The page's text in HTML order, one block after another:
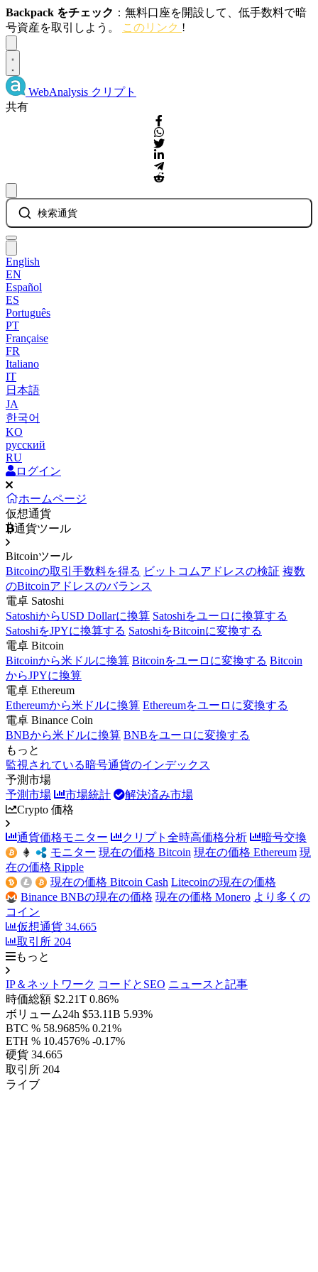
Backpack をチェック ：無料口座を開設して、低手数料で暗
号資産を取引しよう。
このリンク !
WebAnalysis クリプト
共有
検索通貨
English
EN
Español
ES
Português
PT
Française
FR
Italiano
IT
日本語
JA
한국어
KO
русский
RU
ログイン
ホームページ
仮想通貨
通貨ツール
Bitcoinツール
Bitcoinの取引手数料を得る ビットコムアドレスの検証 複数
のBitcoinアドレスのバランス
電卓 Satoshi
SatoshiからUSD Dollarに換算 Satoshiをユーロに換算する
SatoshiをJPYに換算する SatoshiをBitcoinに変換する
電卓 Bitcoin
Bitcoinから米ドルに換算 Bitcoinをユーロに変換する Bitcoin
からJPYに換算
電卓 Ethereum
Ethereumから米ドルに換算 Ethereumをユーロに変換する
電卓 Binance Coin
BNBから米ドルに換算 BNBをユーロに変換する
もっと
監視されている暗号通貨のインデックス
予測市場
予測市場
市場統計
解決済み市場
Crypto 価格
通貨価格モニター クリプト全時高価格分析
暗号交換
モニター 現在の価格 Bitcoin 現在の価格 Ethereum 現
在の価格 Ripple
現在の価格 Bitcoin Cash Litecoinの現在の価格
Binance BNBの現在の価格 現在の価格 Monero より多くの
コイン
仮想通貨 34.665
取引所 204
もっと
IP＆ネットワーク コードとSEO ニュースと記事
時価総額 $2.21T 0.86%
ボリューム24h $53.11B 5.93%
BTC % 58.9685% 0.21%
ETH % 10.4576% -0.17%
硬貨 34.665
取引所 204
ライブ